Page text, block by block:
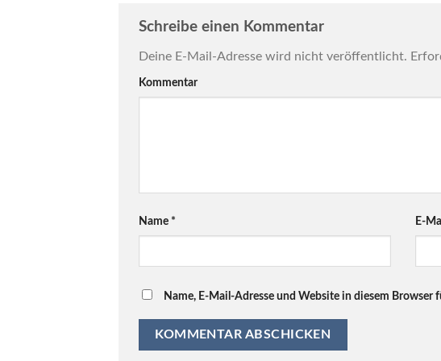
Schreibe einen Kommentar
Deine E-Mail-Adresse wird nicht veröffentlicht.
Kommentar
Name * E-
Name, E-Mail-Adresse und Website in diesem